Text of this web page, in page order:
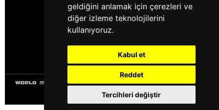
geldiğini anlamak için çerezleri ve
diğer izleme teknolojilerini
kullanıyoruz.
Kabul et
Reddet
Tercihleri değiştir
halimix.com- Tüm Hakları Saklıdır.